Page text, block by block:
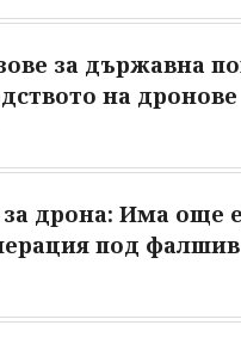
за държавна
на дронове
за дрона: Има още
под